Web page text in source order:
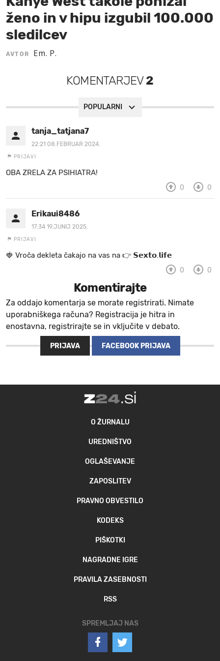
MOJ
ženo in v hipu izgubil 100.000
sledilcev
AVTOR Em. P.
KOMENTARJEV2
POPULARNI
tanja_tatjana7
22:21 08.FEBRUAR 2024.
PRIJAVI
OBA ZRELA ZA PSIHIATRA!
0 0
Erikaui8486
17:34 19.JUNIJ 2025.
PRIJAVI
🍓 V r o č a d e k l e t a ča k a jo na va s n a 👉 𝗦𝗲𝘅𝘁𝗼.𝗹𝗶𝗳𝗲
0 0
Komentirajte
Za oddajo komentarja se morate registrirati. Nimate
uporabniškega računa? Registracija je hitra in
enostavna, registrirajte se in vključite v debato.
PRIJAVA FACEBOOK PRIJAVA
O ŽURNALU
UREDNIŠTVO
OGLAŠEVANJE
ZAPOSLITEV
PRAVNO OBVESTILO
KODEKS
PIŠKOTKI
NAGRADNE IGRE
PRAVILA ZASEBNOSTI
RSS
SPREMLJAJ NAS